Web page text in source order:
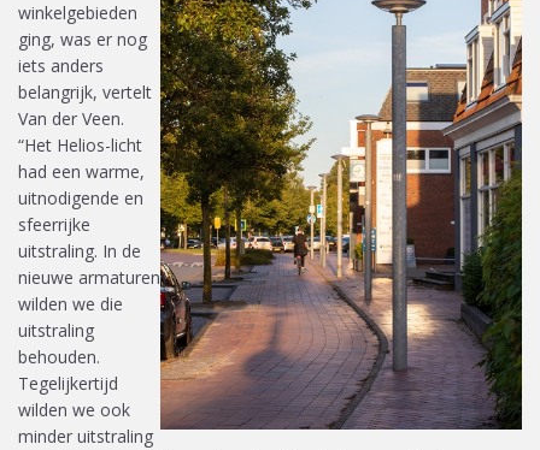
winkelgebieden
ging, was er nog
iets anders
belangrijk, vertelt
Van der Veen.
“Het Helios-licht
had een warme,
uitnodigende en
sfeerrijke
uitstraling. In de
nieuwe armaturen
wilden we die
uitstraling
behouden.
Tegelijkertijd
wilden we ook
minder uitstraling